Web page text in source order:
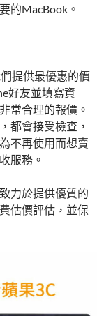
的MacBook。
提供最優惠的價
好友並填寫資
常合理的報價。
都會接受檢查，
不再使用而想賣
服務。
力於提供優質的
估價評估，並保